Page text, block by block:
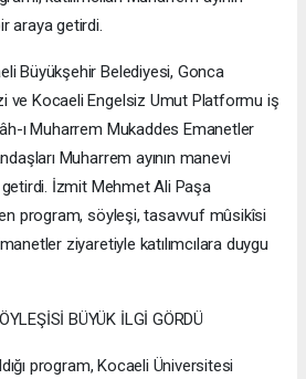
araya getirdi.
Büyükşehir Belediyesi, Gonca
ve Kocaeli Engelsiz Umut Platformu iş
ı Muharrem Mukaddes Emanetler
Muharrem ayının manevi
İzmit Mehmet Ali Paşa
program, söyleşi, tasavvuf mûsikîsi
ziyaretiyle katılımcılara duygu
BÜYÜK İLGİ GÖRDÜ
program, Kocaeli Üniversitesi